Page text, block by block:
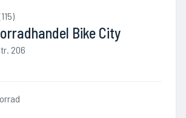
115)
Bike City
206